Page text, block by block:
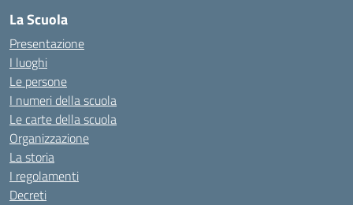
La Scuola
Presentazione
I luoghi
Le persone
I numeri della scuola
Le carte della scuola
Organizzazione
La storia
I regolamenti
Decreti